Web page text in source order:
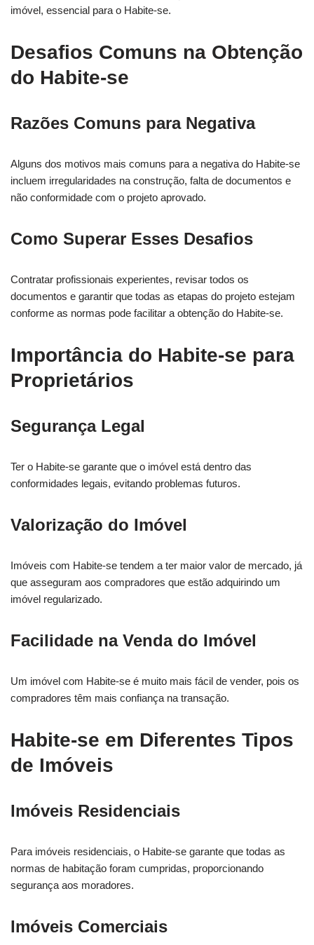
imóvel, essencial para o Habite-se.
Desafios Comuns na Obtenção
do Habite-se
Razões Comuns para Negativa
Alguns dos motivos mais comuns para a negativa do Habite-se
incluem irregularidades na construção, falta de documentos e
não conformidade com o projeto aprovado.
Como Superar Esses Desafios
Contratar profissionais experientes, revisar todos os
documentos e garantir que todas as etapas do projeto estejam
conforme as normas pode facilitar a obtenção do Habite-se.
Importância do Habite-se para
Proprietários
Segurança Legal
Ter o Habite-se garante que o imóvel está dentro das
conformidades legais, evitando problemas futuros.
Valorização do Imóvel
Imóveis com Habite-se tendem a ter maior valor de mercado, já
que asseguram aos compradores que estão adquirindo um
imóvel regularizado.
Facilidade na Venda do Imóvel
Um imóvel com Habite-se é muito mais fácil de vender, pois os
compradores têm mais confiança na transação.
Habite-se em Diferentes Tipos
de Imóveis
Imóveis Residenciais
Para imóveis residenciais, o Habite-se garante que todas as
normas de habitação foram cumpridas, proporcionando
segurança aos moradores.
Imóveis Comerciais